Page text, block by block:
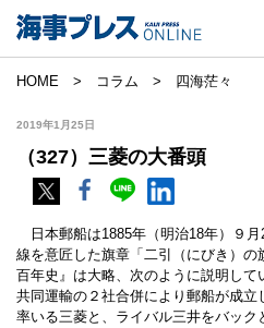
HOME コラム 四海茫々
2019年1月25日
（327）三菱の大番頭
日本郵船は1885年（明治18年）９月
線を意匠した旗章「二引（にびき）
百年史』は大略、次のように説明し
共同運輸の２社合併により郵船が成
率いる三菱と、ライバル三井をバック